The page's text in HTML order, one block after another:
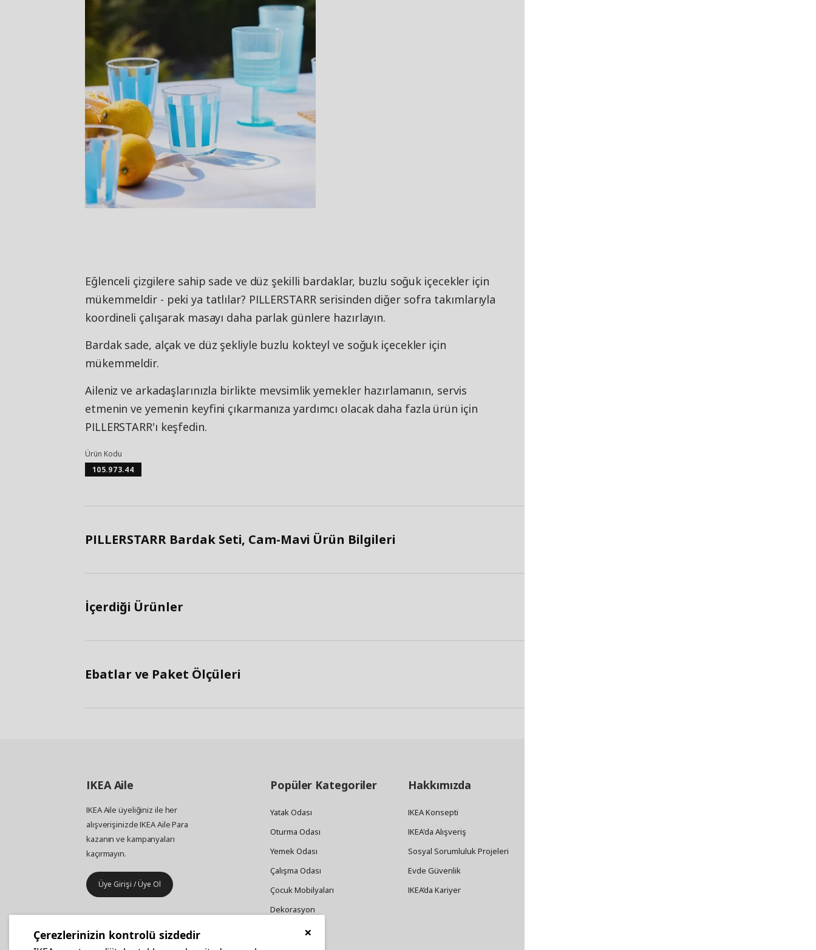
Eğlenceli çizgilere sahip sade ve düz şekilli bardaklar, buzlu soğuk içecekler için
mükemmeldir - peki ya tatlılar? PILLERSTARR serisinden diğer sofra takımlarıyla
koordineli çalışarak masayı daha parlak günlere hazırlayın.
Bardak sade, alçak ve düz şekliyle buzlu kokteyl ve soğuk içecekler için
mükemmeldir.
Aileniz ve arkadaşlarınızla birlikte mevsimlik yemekler hazırlamanın, servis
etmenin ve yemenin keyfini çıkarmanıza yardımcı olacak daha fazla ürün için
PILLERSTARR'ı keşfedin.
Ürün Kodu
105.973.44
PILLERSTARR Bardak Seti, Cam-Mavi Ürün Bilgileri
İçerdiği Ürünler
Ebatlar ve Paket Ölçüleri
IKEAAile
IKEA Aile üyeliğiniz ile her
alışverişinizde IKEA Aile Para
kazanın ve kampanyaları
kaçırmayın.
Üye Girişi / Üye Ol
Popüler Kategoriler
Yatak Odası
Oturma Odası
Yemek Odası
Çalışma Odası
Çocuk Mobilyaları
Dekorasyon
Züccaciye
Hakkımızda
IKEA Konsepti
IKEA'da Alışveriş
Sosyal Sorumluluk Projeleri
Evde Güvenlik
IKEA’da Kariyer
×
Çerezlerinizin kontrolü sizdedir